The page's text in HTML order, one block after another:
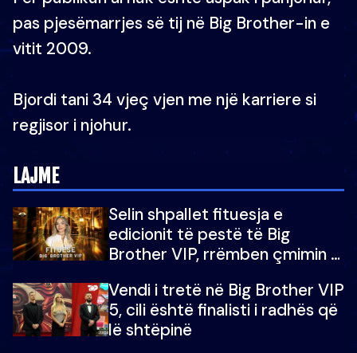
pas pjesëmarrjes së tij në Big Brother-in e
vitit 2009.
Bjordi tani 34 vjeç vjen me një karriere si
regjisor i njohur.
LAJME
Selin shpallet fituesja e
edicionit të pestë të Big
Brother VIP, rrëmben çmimin e
Vendi i tretë në Big Brother VIP
5, cili është finalisti i radhës që
lë shtëpinë